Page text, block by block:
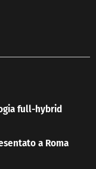
full-hybrid
a Roma